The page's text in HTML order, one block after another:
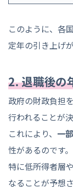
このように、各
定年の引き上げ
2. 退職後の
政府の財政負担
行われることが
これにより、 一
性があるのです。
特に低所得者層
なることが予想さ